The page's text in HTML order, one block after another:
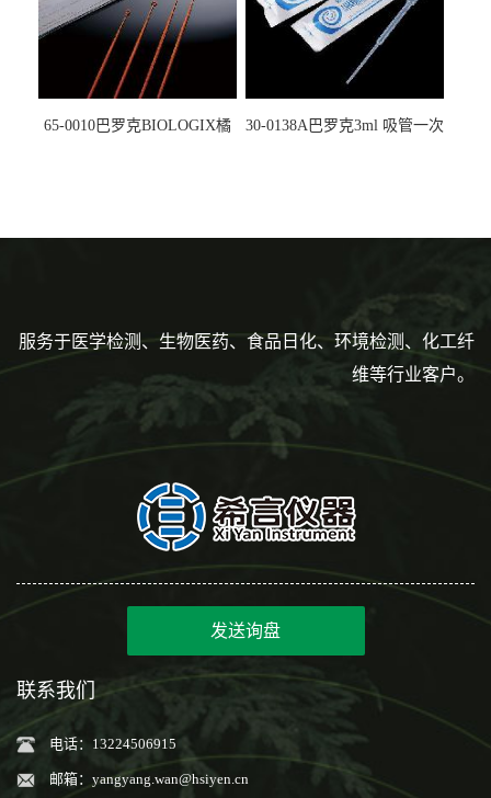
65-0010巴罗克BIOLOGIX橘
30-0138A巴罗克3ml 吸管一次
服务于医学检测、生物医药、食品日化、环境检测、化工纤
维等行业客户。
发送询盘
联系我们
电话：13224506915
邮箱： yangyang.wan@hsiyen.cn